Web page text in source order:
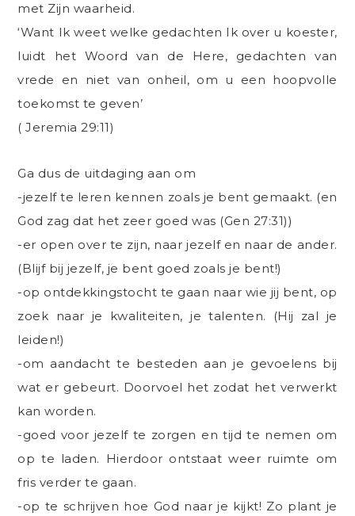
met Zijn waarheid.
‘Want Ik weet welke gedachten Ik over u koester,
luidt het Woord van de Here, gedachten van
vrede en niet van onheil, om u een hoopvolle
toekomst te geven’
( Jeremia 29:11)
Ga dus de uitdaging aan om
-jezelf te leren kennen zoals je bent gemaakt. (en
God zag dat het zeer goed was (Gen 27:31))
-er open over te zijn, naar jezelf en naar de ander.
(Blijf bij jezelf, je bent goed zoals je bent!)
-op ontdekkingstocht te gaan naar wie jij bent, op
zoek naar je kwaliteiten, je talenten. (Hij zal je
leiden!)
-om aandacht te besteden aan je gevoelens bij
wat er gebeurt. Doorvoel het zodat het verwerkt
kan worden.
-goed voor jezelf te zorgen en tijd te nemen om
op te laden. Hierdoor ontstaat weer ruimte om
fris verder te gaan.
-op te schrijven hoe God naar je kijkt! Zo plant je